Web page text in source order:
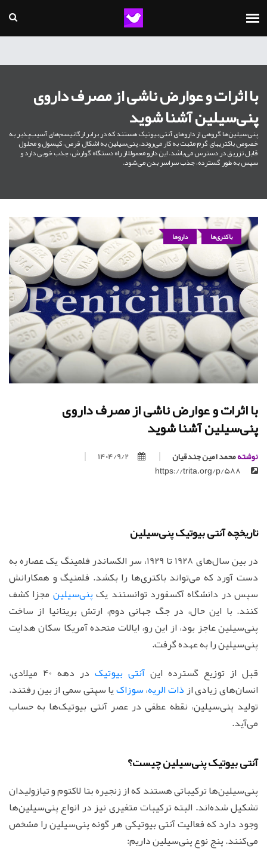
با اثرات و عوارض ناشی از مصرف داروی
پنی‌سیلین آشنا شوید
پنی‌سیلین‌ها گروهی از داروهای آنتی‌بیوتیک هستند که در برابر ارگانیسم‌های آسیب‌پذیر به
خصوص باکتریهای گرم مثبت به کار می‌روند. پنی‌سیلین به اشکال قرص، کپسول و محلول
قابل تزریق در دسترس می‌باشد. این دارو معمولاً از راه دستگاه گوارش، جذب خوبی دارد و
سپس به طور گسترده، جذب سراسر بدن می‌شود.
باکتری‌ها داروها
با اثرات و عوارض ناشی از مصرف داروی
پنی‌سیلین آشنا شوید
نوشتهمحمد امین جندقیان
1404/9/2
تاریخچه آنتی بیوتیک پنی‌سیلین
در بین سال‌های 1928 تا 1929، سر الکساندر فلمینگ یک عصاره به
دست آورد که می‌تواند باکتری‌ها را بکشد. فلمنیگ و همکارانش
سپس در دانشگاه آکسفورد توانستند یکپنی‌سیلین مجزا کشف
کنند. با این حال، در جگ جهانی دوم، ارتش بریتانیا از ساخت
پنی‌سیلین عاجز بود، از این رو، ایالات متحده آمریکا سکان هدایت
پنی‌سیلین را به عهده گرفت.
قبل از توزیع گسترده‌ این آنتی بیوتیک
در دهه 40 میلادی،
انسان‌های زیادی ازذات الریه،سوزاکیا سپتی سمی از بین رفتند.
تولید پنی‌سیلین، نقطه عطفی در عصر آنتی بیوتیک‌ها به حساب
می‌آید.
آنتی بیوتیک پنی‌سیلین چیست؟
پنی‌سیلین‌ها ترکیباتی هستند که از زنجیره بتا لاکتوم و تیازولیدان
تشکیل شده‌اند. البته ترکیبات متغیری نیز در انواع پنی‌سیلین‌ها
وجود دارد که فعالیت آنتی بیوتیکی هر گونه پنی‌سیلین را مشخص
می‌کنند. پنج نوع پنی‌سیلین داریم: